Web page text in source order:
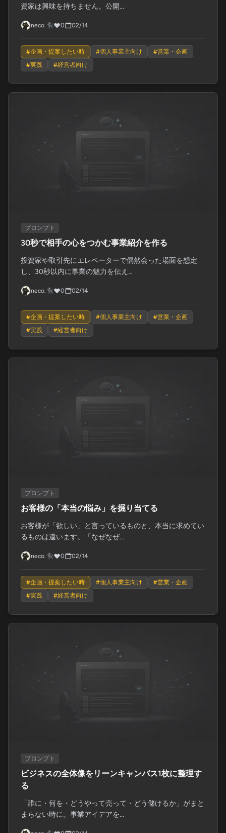
資家は興味を持ちません。公開...
neco.🐈‍⬛ 0 02/14
#企画・提案したい時 #個人事業主向け #営業・企画
#実践 #経営者向け
プロンプト
30秒で相手の心をつかむ事業紹介を作る
投資家や取引先にエレベーターで偶然会った場面を想定
し、30秒以内に事業の魅力を伝え...
neco.🐈‍⬛ 0 02/14
#企画・提案したい時 #個人事業主向け #営業・企画
#実践 #経営者向け
プロンプト
お客様の「本当の悩み」を掘り当てる
お客様が「欲しい」と言っているものと、本当に求めてい
るものは違います。「なぜなぜ...
neco.🐈‍⬛ 0 02/14
#企画・提案したい時 #個人事業主向け #営業・企画
#実践 #経営者向け
プロンプト
ビジネスの全体像をリーンキャンバス1枚に整理す
る
「誰に・何を・どうやって売って・どう儲けるか」がまと
まらない時に。事業アイデアを...